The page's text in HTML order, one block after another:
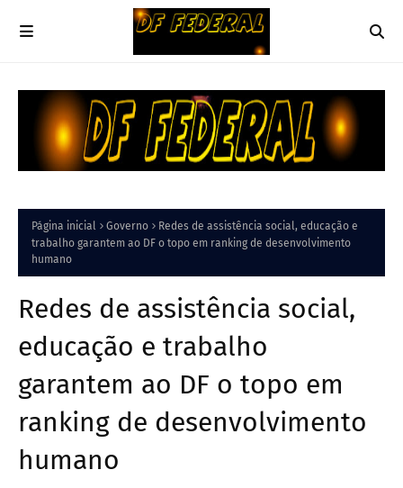
Página inicial Governo
Redes de assistência social, educação e
trabalho garantem ao DF o topo em ranking de desenvolvimento
humano
Redes de assistência social,
educação e trabalho
garantem ao DF o topo em
ranking de desenvolvimento
humano